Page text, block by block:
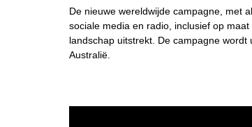
De nieuwe wereldwijde campagne, met
sociale media en radio, inclusief op
landschap uitstrekt. De campagne
Australië.